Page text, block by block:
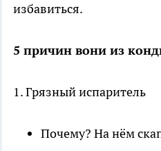
избавиться.
5 причин вони из
1. Грязный испаритель
Почему? На нём